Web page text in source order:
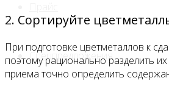
Спецпредложения
2. Сортируйте
При подготовке цветметаллов к
поэтому рационально разделить
приема точно определить